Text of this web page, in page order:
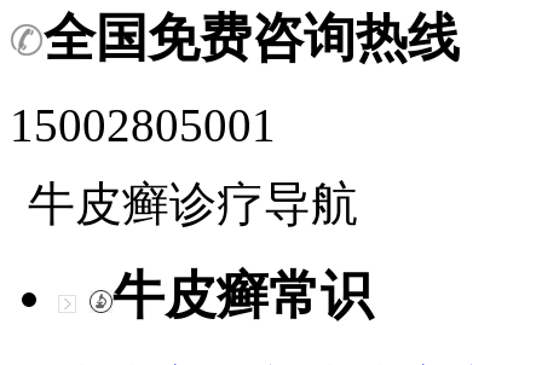
全国免费咨询热线
15002805001
牛皮癣诊疗导航
牛皮癣常识